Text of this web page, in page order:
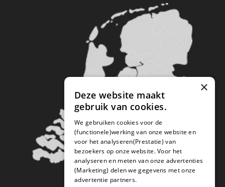
×
Deze website maakt
gebruik van cookies.
We gebruiken cookies voor de
(functionele)werking van onze website en
voor het analyseren(Prestatie) van
bezoekers op onze website. Voor het
analyseren en meten van onze advertenties
(Marketing) delen we gegevens met onze
advertentie partners.